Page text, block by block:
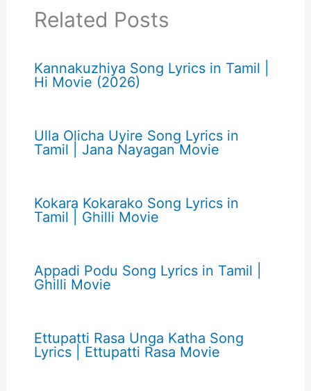
Related Posts
Kannakuzhiya Song Lyrics in Tamil |
Hi Movie (2026)
Ulla Olicha Uyire Song Lyrics in
Tamil | Jana Nayagan Movie
Kokara Kokarako Song Lyrics in
Tamil | Ghilli Movie
Appadi Podu Song Lyrics in Tamil |
Ghilli Movie
Ettupatti Rasa Unga Katha Song
Lyrics | Ettupatti Rasa Movie